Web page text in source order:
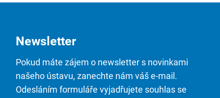
Newsletter
Pokud máte zájem o newsletter s novinkami
našeho ústavu, zanechte nám váš e-mail.
Odesláním formuláře vyjadřujete souhlas se